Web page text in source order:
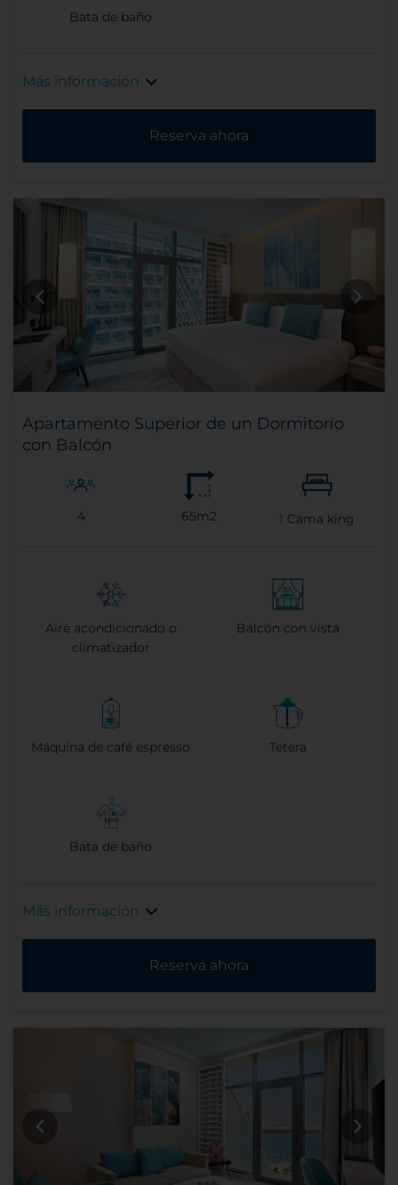
Bata de baño
Más información
Reserva ahora
Apartamento Superior de un Dormitorio
con Balcón
4 65m2 1 Cama king
Aire acondicionado o
climatizador
Balcón con vista
Máquina de café espresso Tetera
Bata de baño
Más información
Reserva ahora